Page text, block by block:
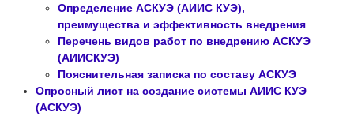
Определение АСКУЭ (АИИС КУЭ),
преимущества и эффективность внедрения
Перечень видов работ по внедрению АСКУЭ
(АИИСКУЭ)
Пояснительная записка по составу АСКУЭ
Опросный лист на создание системы АИИС КУЭ
(АСКУЭ)